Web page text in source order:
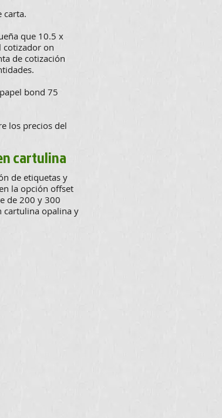
carta.
que 10.5 x
cotizador on
de cotización
bond 75
los precios del
cartulina
de etiquetas y
la opción offset
de 200 y 300
cartulina opalina y